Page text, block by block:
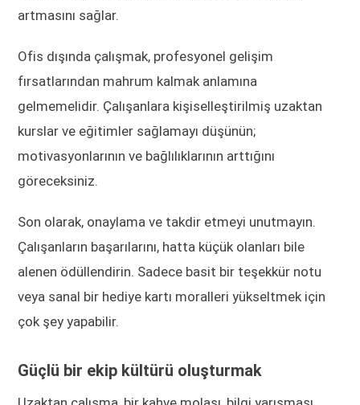
artmasını sağlar.
Ofis dışında çalışmak, profesyonel gelişim
fırsatlarından mahrum kalmak anlamına
gelmemelidir. Çalışanlara kişiselleştirilmiş uzaktan
kurslar ve eğitimler sağlamayı düşünün;
motivasyonlarının ve bağlılıklarının arttığını
göreceksiniz.
Son olarak, onaylama ve takdir etmeyi unutmayın.
Çalışanların başarılarını, hatta küçük olanları bile
alenen ödüllendirin. Sadece basit bir teşekkür notu
veya sanal bir hediye kartı moralleri yükseltmek için
çok şey yapabilir.
Güçlü bir ekip kültürü oluşturmak